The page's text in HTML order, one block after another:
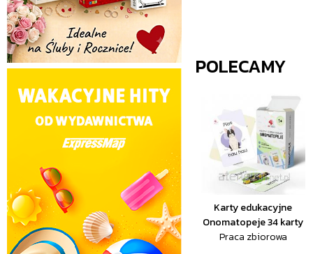
POLECAMY
Karty edukacyjne
Onomatopeje 34 karty
Praca zbiorowa